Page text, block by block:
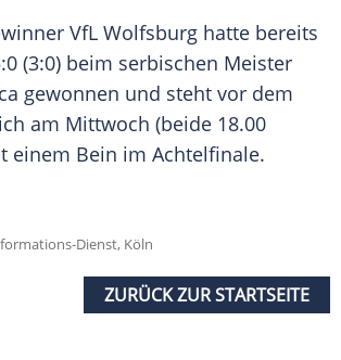
VfL Wolfsburg hatte bereits
(3:0) beim serbischen Meister
gewonnen und steht vor dem
am Mittwoch (beide 18.00
einem Bein im Achtelfinale.
Dienst, Köln
ZURÜCK ZUR STARTSEITE